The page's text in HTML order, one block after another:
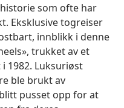
som ofte har
Eksklusive togreiser
innblikk i denne
trukket av et
1982. Luksuriøst
ble brukt av
pusset opp for at